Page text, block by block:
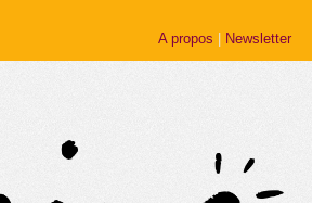
A propos Newsletter